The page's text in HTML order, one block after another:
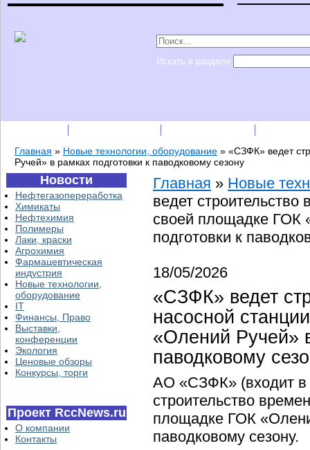
Искать в разделе
Главная » Новые технологии, оборудование » «СЗФК» ведет
Ручей» в рамках подготовки к паводковому сезону
Новости
Нефтегазопереработка
Химикаты
Нефтехимия
Полимеры
Лаки, краски
Агрохимия
Фармацевтическая
индустрия
Новые технологии,
оборудование
IT
Финансы, Право
Выставки,
конференции
Экология
Ценовые обзоры
Конкурсы, торги
Проект RccNews.ru
О компании
Контакты
Главная » Новые
ведет
своей площадке ГОК
подготовки к
18/05/2026
«СЗФК» ведет
насосной
«Олений Ручей»
паводковому
АО «СЗФК» (входит в
строительство
площадке ГОК
паводковому сезону.